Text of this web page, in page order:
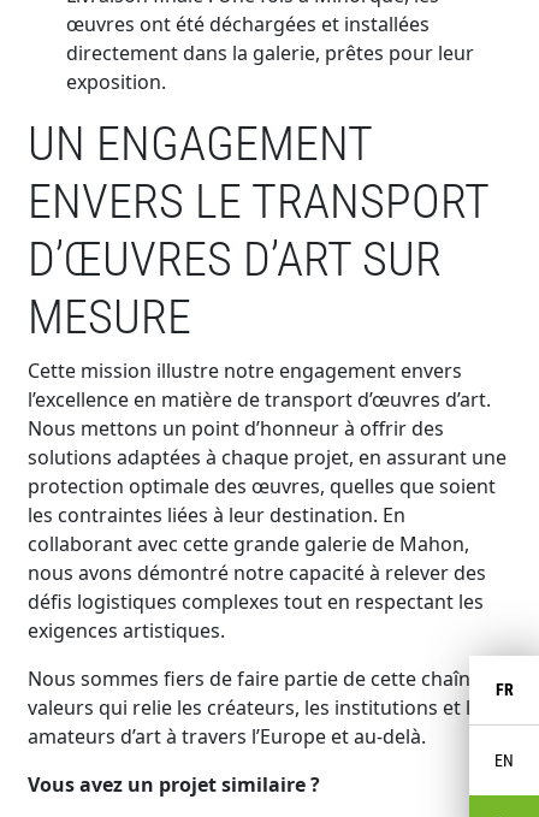
FR
EN
œuvres ont été déchargées et installées
directement dans la galerie, prêtes pour leur
exposition.
UN ENGAGEMENT
ENVERS LE TRANSPORT
D’ŒUVRES D’ART SUR
MESURE
Cette mission illustre notre engagement envers
l’excellence en matière de transport d’œuvres d’art.
Nous mettons un point d’honneur à offrir des
solutions adaptées à chaque projet, en assurant une
protection optimale des œuvres, quelles que soient
les contraintes liées à leur destination. En
collaborant avec cette grande galerie de Mahon,
nous avons démontré notre capacité à relever des
défis logistiques complexes tout en respectant les
exigences artistiques.
Nous sommes fiers de faire partie de cette chaîne de
valeurs qui relie les créateurs, les institutions et les
amateurs d’art à travers l’Europe et au-delà.
Vous avez un projet similaire ?